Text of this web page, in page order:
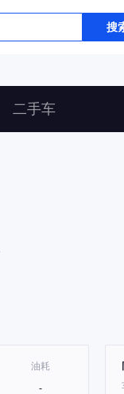
搜
二手车
油耗
-